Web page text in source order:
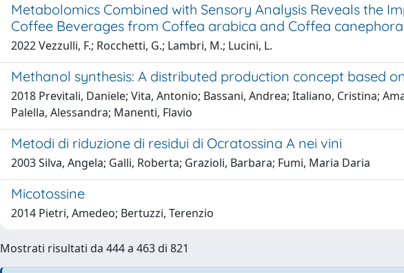
Metabolomics Combined with Sensory Analysis Reveals the
Coffee Beverages from Coffea arabica and Coffea
2022 Vezzulli, F.; Rocchetti, G.; Lambri, M.; Lucini, L.
Methanol synthesis: A distributed production concept based
2018 Previtali, Daniele; Vita, Antonio; Bassani, Andrea; Italiano, Cristina;
Palella, Alessandra; Manenti, Flavio
Metodi di riduzione di residui di Ocratossina A nei vini
2003 Silva, Angela; Galli, Roberta; Grazioli, Barbara; Fumi, Maria Daria
Micotossine
2014 Pietri, Amedeo; Bertuzzi, Terenzio
Mostrati risultati da 444 a 463 di 821